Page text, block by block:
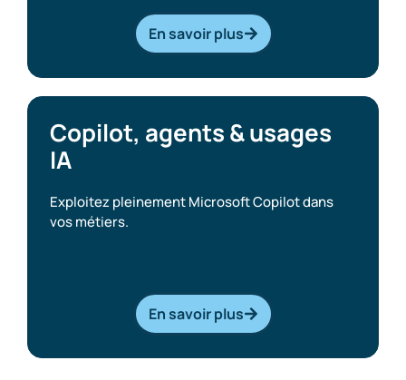
En savoir plus
Copilot, agents & usages
IA
Exploitez pleinement Microsoft Copilot dans
vos métiers.
En savoir plus